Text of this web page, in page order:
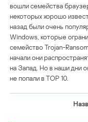
вошли семейства
некоторых хорошо
назад были очень
Windows, которые
семейство Trojan-
начали они
на Запад. Но в наши дни
не попали в TOP 10.